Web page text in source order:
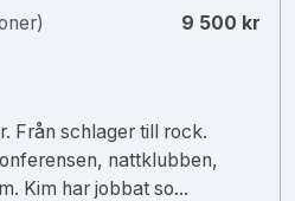
9 500 kr
Från schlager till rock.
nattklubben,
Kim har jobbat so...